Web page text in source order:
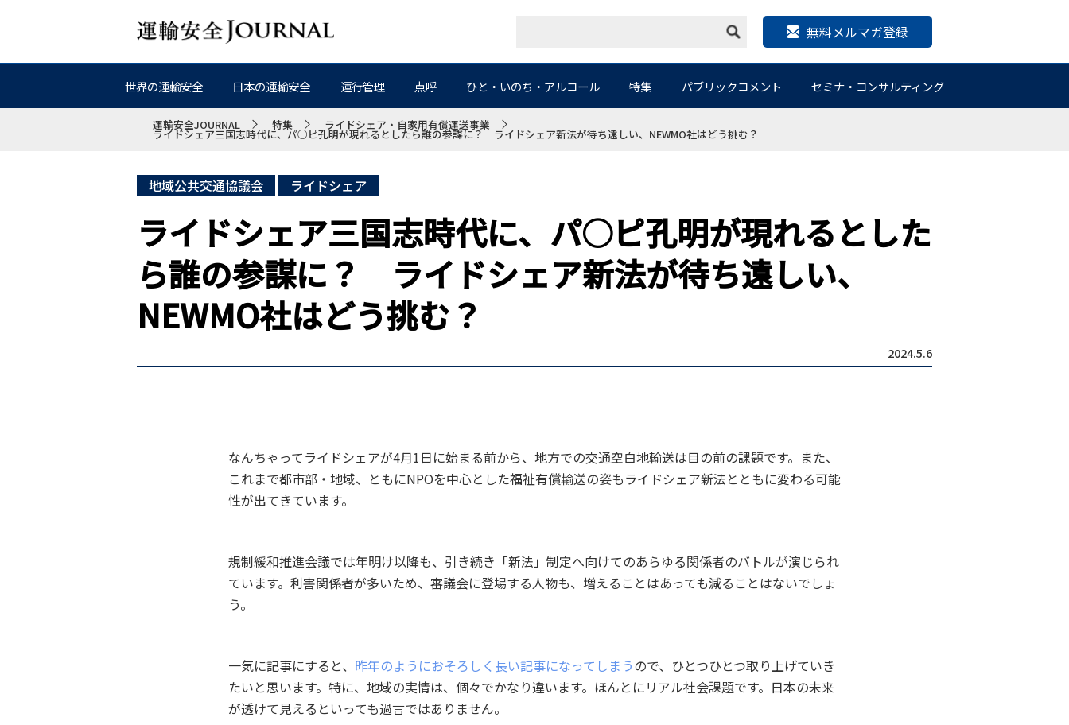
無料メルマガ登録
世界の運輸安全 日本の運輸安全 運行管理 点呼 ひと・いのち・アルコール 特集 パブリックコメント セミナ・コンサルティング
運輸安全JOURNAL 特集 ライドシェア・自家用有償運送事業
ライドシェア三国志時代に、パ○ピ孔明が現れるとしたら誰の参謀に？ ライドシェア新法が待ち遠しい、NEWMO社はどう挑む？
地域公共交通協議会 ライドシェア
ライドシェア三国志時代に、パ○ピ孔明が現れるとした
ら誰の参謀に？ ライドシェア新法が待ち遠しい、
NEWMO社はどう挑む？
2024.5.6
なんちゃってライドシェアが4月1日に始まる前から、地方での交通空白地輸送は目の前の課題です。また、
これまで都市部・地域、ともにNPOを中心とした福祉有償輸送の姿もライドシェア新法とともに変わる可能
性が出てきています。
規制緩和推進会議では年明け以降も、引き続き「新法」制定へ向けてのあらゆる関係者のバトルが演じられ
ています。利害関係者が多いため、審議会に登場する人物も、増えることはあっても減ることはないでしょ
う。
一気に記事にすると、 昨年のようにおそろしく長い記事になってしまうので、ひとつひとつ取り上げていき
たいと思います。特に、地域の実情は、個々でかなり違います。ほんとにリアル社会課題です。日本の未来
が透けて見えるといっても過言ではありません。